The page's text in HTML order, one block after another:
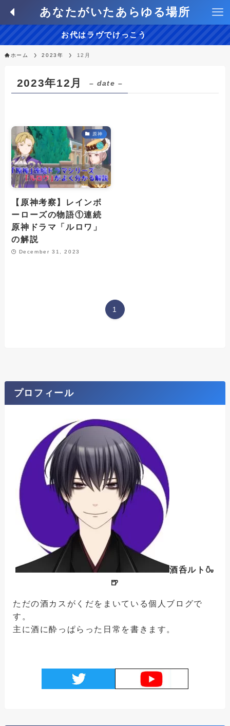
あなたがいたあらゆる場所
お代はラヴでけっこう
ホーム 2023年 12月
2023年12月 – date –
原神
【原神考察】レインボ
ーローズの物語①連続
原神ドラマ「ルロワ」
の解説
December 31, 2023
1
プロフィール
酒呑ルト🍶
🍺
ただの酒カスがくだをまいている個人ブログで
す。
主に酒に酔っぱらった日常を書きます。